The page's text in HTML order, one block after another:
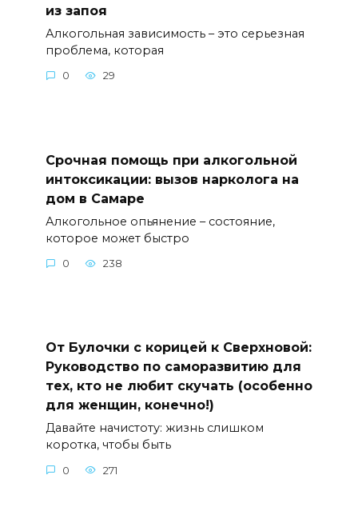
из запоя
Алкогольная зависимость – это серьезная
проблема, которая
0 29
Срочная помощь при алкогольной
интоксикации: вызов нарколога на
дом в Самаре
Алкогольное опьянение – состояние,
которое может быстро
0 238
От Булочки с корицей к Сверхновой:
Руководство по саморазвитию для
тех, кто не любит скучать (особенно
для женщин, конечно!)
Давайте начистоту: жизнь слишком
коротка, чтобы быть
0 271